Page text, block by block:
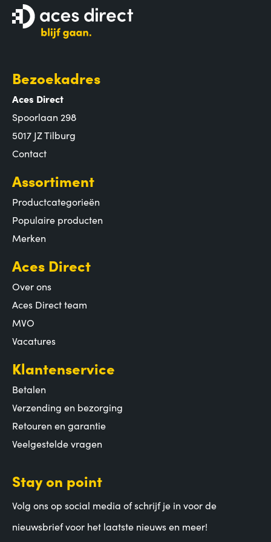
Bezoekadres
Aces Direct
Spoorlaan 298
5017 JZ Tilburg
Contact
Assortiment
Productcategorieën
Populaire producten
Merken
Aces Direct
Over ons
Aces Direct team
MVO
Vacatures
Klantenservice
Betalen
Verzending en bezorging
Retouren en garantie
Veelgestelde vragen
Stay on point
Volg ons op social media of schrijf je in voor de
nieuwsbrief voor het laatste nieuws en meer!